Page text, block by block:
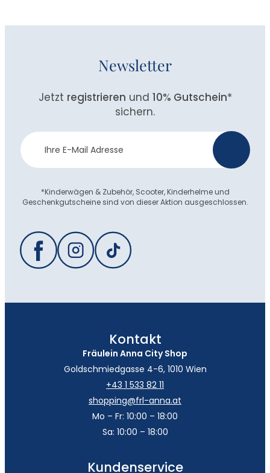
Newsletter
Jetzt registrieren und 10% Gutschein*
sichern.
Newsletter
Anmeldung
*Kinderwägen & Zubehör, Scooter, Kinderhelme und
Geschenkgutscheine sind von dieser Aktion ausgeschlossen.
Kontakt
Fräulein Anna City Shop
Goldschmiedgasse 4-6, 1010 Wien
+43 1 533 82 11
shopping@frl-anna.at
Mo – Fr: 10:00 – 18:00
Sa: 10:00 – 18:00
Kundenservice